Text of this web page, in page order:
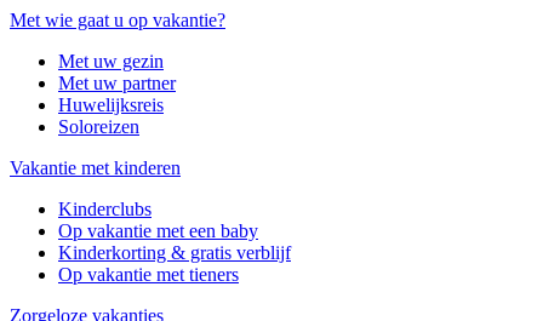
Met wie gaat u op vakantie?
Met uw gezin
Met uw partner
Huwelijksreis
Soloreizen
Vakantie met kinderen
Kinderclubs
Op vakantie met een baby
Kinderkorting & gratis verblijf
Op vakantie met tieners
Zorgeloze vakanties